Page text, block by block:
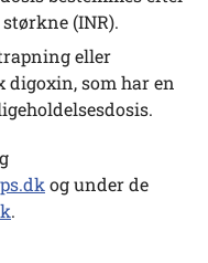
(INR).
eller
som har en
og under de
.